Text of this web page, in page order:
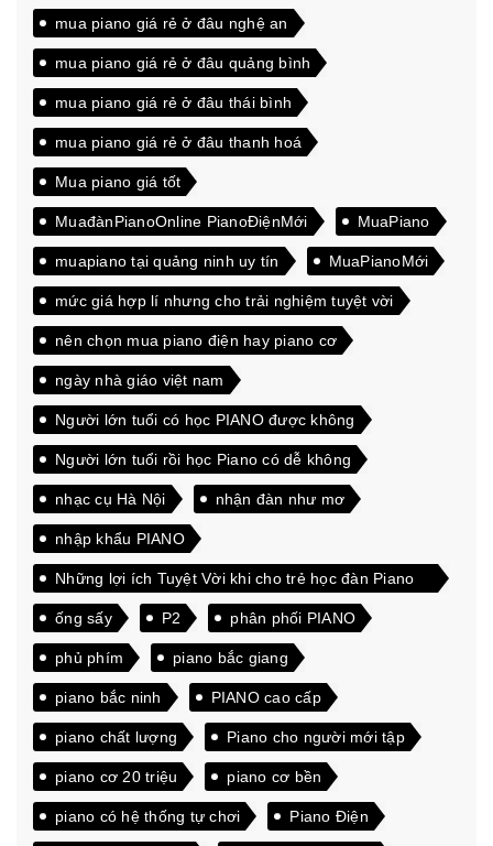
mua piano giá rẻ ở đâu nghệ an
mua piano giá rẻ ở đâu quảng bình
mua piano giá rẻ ở đâu thái bình
mua piano giá rẻ ở đâu thanh hoá
Mua piano giá tốt
MuađànPianoOnline PianoĐiệnMới MuaPiano
muapiano tại quảng ninh uy tín MuaPianoMới
mức giá hợp lí nhưng cho trải nghiệm tuyệt vời
nên chọn mua piano điện hay piano cơ
ngày nhà giáo việt nam
Người lớn tuổi có học PIANO được không
Người lớn tuổi rồi học Piano có dễ không
nhạc cụ Hà Nội nhận đàn như mơ
nhập khẩu PIANO
Những lợi ích Tuyệt Vời khi cho trẻ học đàn Piano
từ sớm
ống sấy P2 phân phối PIANO
phủ phím piano bắc giang
piano bắc ninh PIANO cao cấp
piano chất lượng Piano cho người mới tập
piano cơ 20 triệu piano cơ bền
piano có hệ thống tự chơi Piano Điện